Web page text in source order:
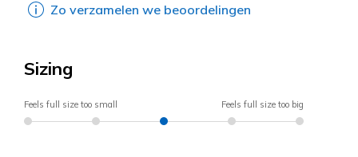
Zo verzamelen we beoordelingen
Sizing
Feels full size too small Feels full size too big